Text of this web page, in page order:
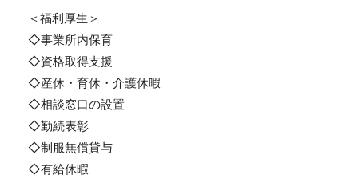
＜福利厚生＞
◇事業所内保育
◇資格取得支援
◇産休・育休・介護休暇
◇相談窓口の設置
◇勤続表彰
◇制服無償貸与
◇有給休暇